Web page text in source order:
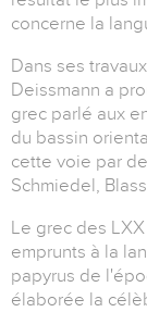
concerne la
Dans ses
Deissmann a
grec parlé aux
du bassin
cette voie par
Schmiedel,
Le grec des
emprunts à la
papyrus de
élaborée la